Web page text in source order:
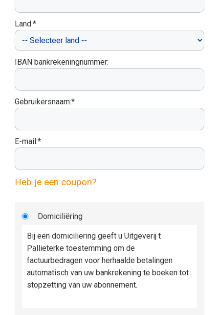
Land:*
IBAN bankrekeningnummer:
Gebruikersnaam:*
E-mail:*
Heb je een coupon?
Domiciliëring
Bij een domiciliëring geeft u Uitgeverij t
Pallieterke toestemming om de
factuurbedragen voor herhaalde betalingen
automatisch van uw bankrekening te boeken tot
stopzetting van uw abonnement.